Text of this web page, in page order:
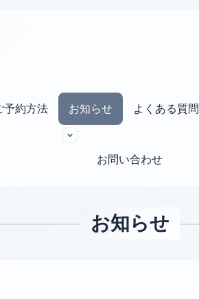
予約方法 お知らせ よくある質問
お問い合わせ
お知らせ